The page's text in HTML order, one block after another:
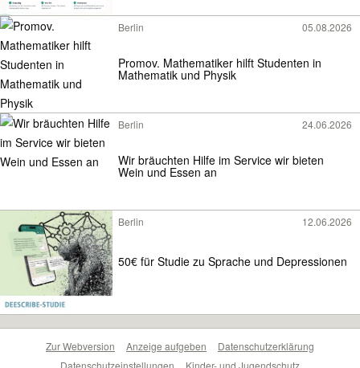
Berlin 05.08.2026
Promov. Mathematiker hilft Studenten in
Mathematik und Physik
Berlin 24.06.2026
Wir bräuchten Hilfe im Service wir bieten
Wein und Essen an
Berlin 12.06.2026
50€ für Studie zu Sprache und Depressionen
Zur Webversion Anzeige aufgeben
Datenschutzerklärung
Datenschutzeinstellungen
Kinder- und Jugendschutz